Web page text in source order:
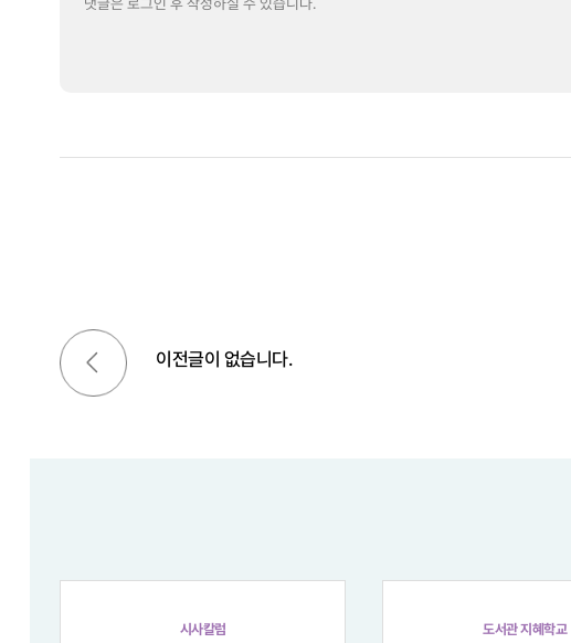
이전글이 없습니다.
시사칼럼 도서관 지혜학교